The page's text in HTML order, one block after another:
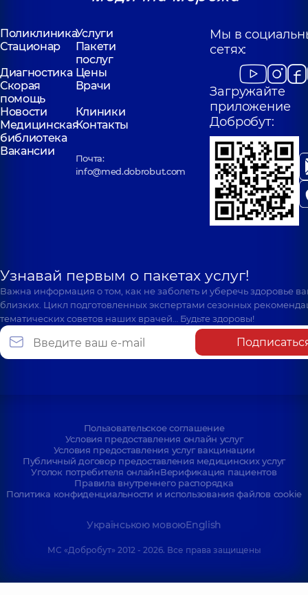
ПоликлиникаУслуги
Стационар
Пакети
послуг
Диагностика Цены
Скорая
помощь
Врачи
Новости
Клиники
Медицинская
библиотека
Контакты
Вакансии
Почта:
info@med.dobrobut.com
Мы в
сетях:
Загружайте
приложение
Добробут:
Узнавай первым о пакетах услуг!
Важна информация о том, как не заболеть и уберечь здоровье
близких. Цикл подготовленных экспертами сезонных
тематических советов наших врачей… Будьте здоровы!
Пользовательское соглашение
Условия предоставления онлайн услуг
Условия предоставления услуг вакцинации
Публичный договор предоставления медицинских услуг
Уголок потребителя онлайнВерификация пациентов
Правила внутреннего распорядка
Политика конфиденциальности и использования файлов cookie
Українською мовоюEnglish
МС «Добробут» 2012 - 2026. Все права защищены